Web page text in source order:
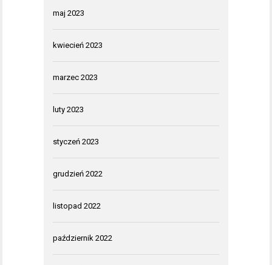
maj 2023
kwiecień 2023
marzec 2023
luty 2023
styczeń 2023
grudzień 2022
listopad 2022
październik 2022